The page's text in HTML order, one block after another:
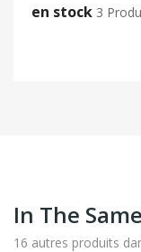
en stock 3
In The
16 autres produits